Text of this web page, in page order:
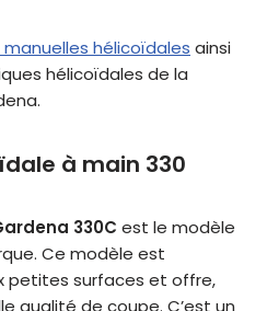
hélicoïdales ainsi
hélicoïdales de la
à main 330
330C est le modèle
Ce modèle est
surfaces et offre,
qualité de coupe. C’est un